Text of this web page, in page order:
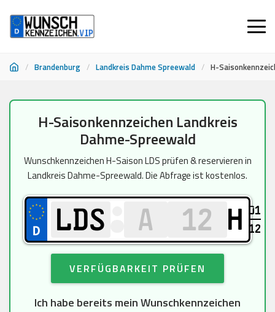
/ Brandenburg / Landkreis Dahme Spreewald / H-
H-Saisonkennzeichen Landkreis
Dahme-Spreewald
Wunschkennzeichen H-Saison LDS prüfen & reservieren in
Landkreis Dahme-Spreewald. Die Abfrage ist kostenlos.
H
01
12
VERFÜGBARKEIT PRÜFEN
Ich habe bereits mein Wunschkennzeichen